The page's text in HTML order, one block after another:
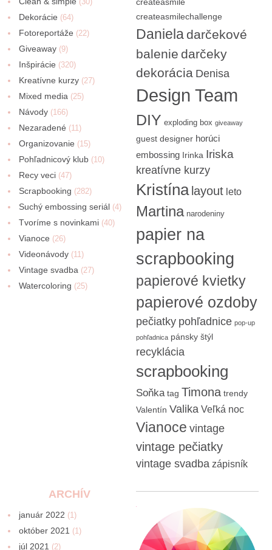
Dekorácie (64)
Fotoreportáže (22)
Giveaway (9)
Inšpirácie (320)
Kreatívne kurzy (27)
Mixed media (25)
Návody (166)
Nezaradené (11)
Organizovanie (15)
Pohľadnicový klub (10)
Recy veci (47)
Scrapbooking (282)
Suchý embossing seriál (4)
Tvoríme s novinkami (40)
Vianoce (26)
Videonávody (11)
Vintage svadba (27)
Watercoloring (25)
createasmilechallenge
Daniela darčekové
balenie darčeky
dekorácia Denisa
Design Team
DIY exploding box giveaway
guest designer horúci
embossing Irinka Iriska
kreatívne kurzy
Kristína layout leto
Martina narodeniny
papier na
scrapbooking
papierové kvietky
papierové ozdoby
pečiatky pohľadnice pop-up
pohľadnica pánsky štýl
recyklácia
scrapbooking
Soňka tag Timona trendy
Valentín Valika Veľká noc
Vianoce vintage
vintage pečiatky
vintage svadba zápisník
ARCHÍV
január 2022 (1)
október 2021 (1)
júl 2021 (2)